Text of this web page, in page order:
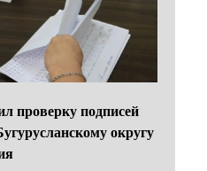
проверку подписей
округу